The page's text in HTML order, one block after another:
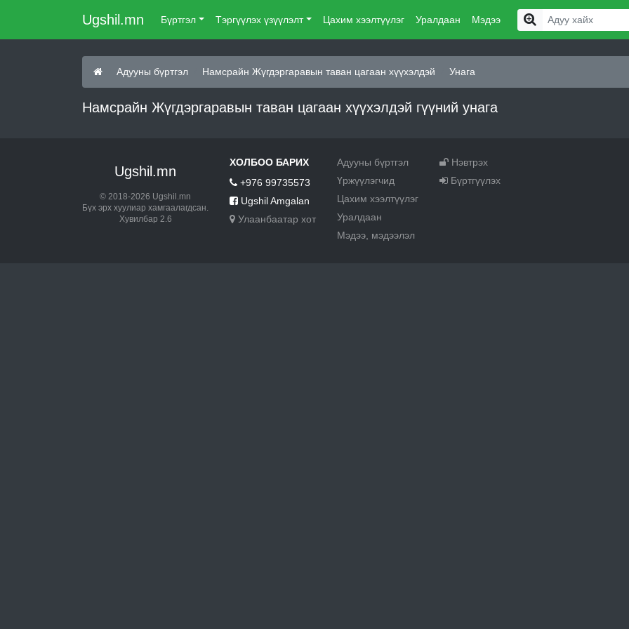
Ugshil.mn Бүртгэл Тэргүүлэх үзүүлэлт Цахим хээлтүүлэг Уралдаан Мэдээ
Адууны бүртгэл Намсрайн Жүгдэргаравын таван цагаан хүүхэлдэй Унага
Намсрайн Жүгдэргаравын таван цагаан хүүхэлдэй гүүний унага
Ugshil.mn
© 2018-2026 Ugshil.mn
Бүх эрх хуулиар хамгаалагдсан.
Хувилбар 2.6
ХОЛБОО БАРИХ
+976 99735573
Ugshil Amgalan
Улаанбаатар хот
Адууны бүртгэл
Үржүүлэгчид
Цахим хээлтүүлэг
Уралдаан
Мэдээ, мэдээлэл
Нэвтрэх
Бүртгүүлэх